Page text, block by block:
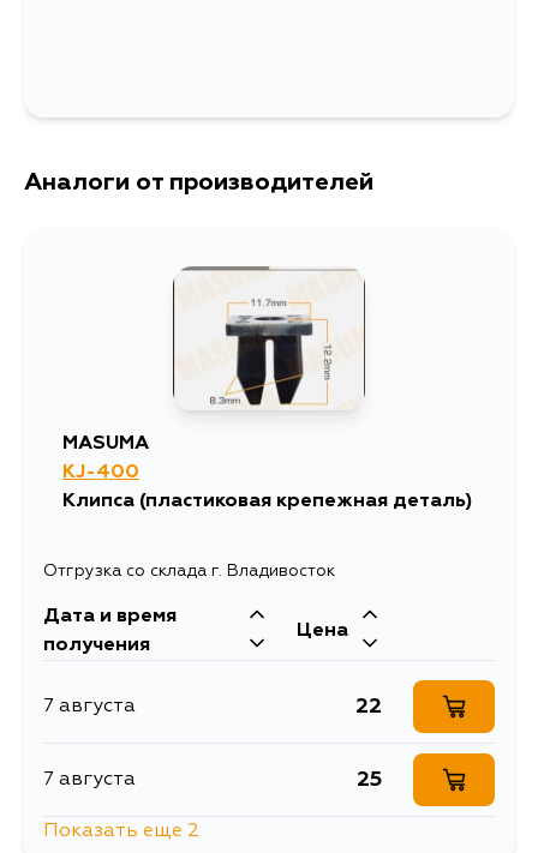
Аналоги от производителей
MASUMA
KJ-400
Клипса (пластиковая крепежная деталь)
Отгрузка со склада г. Владивосток
Дата и время
получения
Цена
7 августа 22
7 августа 25
Показать еще 2